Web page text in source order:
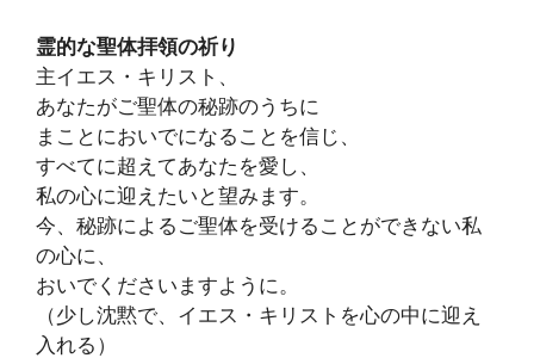
霊的な聖体拝領の祈り
主イエス・キリスト、
あなたがご聖体の秘跡のうちに
まことにおいでになることを信じ、
すべてに超えてあなたを愛し、
私の心に迎えたいと望みます。
今、秘跡によるご聖体を受けることができない私
の心に、
おいでくださいますように。
（少し沈黙で、イエス・キリストを心の中に迎え
入れる）